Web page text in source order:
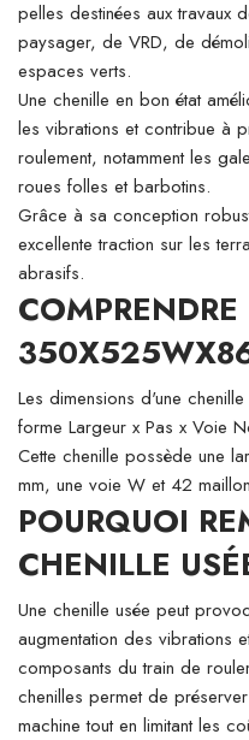
pelles destinées aux travaux
paysager, de VRD, de
espaces verts.
Une chenille en bon état
les vibrations et contribue à
roulement, notamment les
roues folles et barbotins.
Grâce à sa conception
excellente traction sur les
abrasifs.
Les dimensions d'une
forme Largeur x Pas x Voie
Cette chenille possède une
mm, une voie W et 42
POURQUOI
CHENILLE
Une chenille usée peut
augmentation des vibrations
composants du train de
chenilles permet de
machine tout en limitant les